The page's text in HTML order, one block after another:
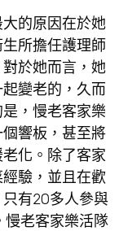
的原因在於她
所擔任護理師
於她而言，她
變老的，久而
，慢老客家樂
響板，甚至將
化。除了客家
驗，並且在歡
有20多人參與
慢老客家樂活隊